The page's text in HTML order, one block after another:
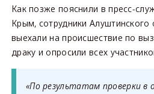
Как позже пояснили в пресс-
Крым, сотрудники Алуштинского
выехали на происшествие по
драку и опросили всех
«По результатам проверки в